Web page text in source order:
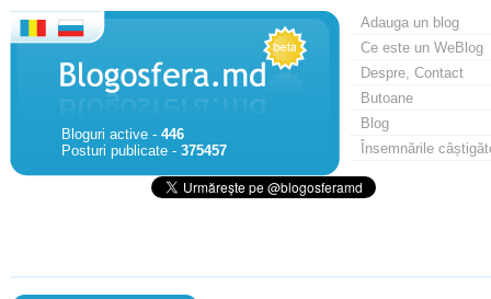
Bloguri active - 446
Posturi publicate - 375457
Adauga un blog
Ce este un WeBlog
Despre, Contact
Butoane
Blog
Însemnările